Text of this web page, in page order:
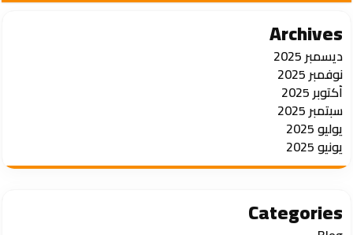
Archives
ديسمبر 2025
نوفمبر 2025
أكتوبر 2025
سبتمبر 2025
يوليو 2025
يونيو 2025
Categories